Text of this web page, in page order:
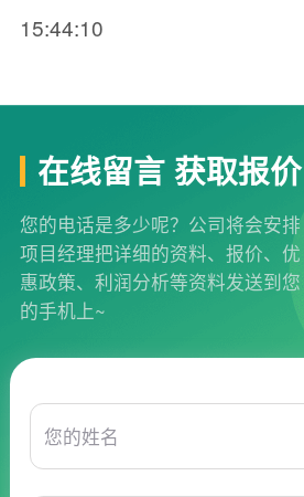
15:44:10
在线留言 获取报价
您的电话是多少呢？公司将会安排
项目经理把详细的资料、报价、优
惠政策、利润分析等资料发送到您
的手机上~
您的姓名